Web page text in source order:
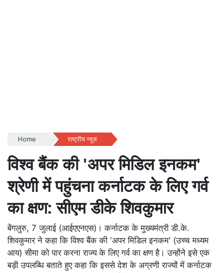
Home राष्ट्रीय न्यूज़
विश्व बैंक की 'अपर मिडिल इनकम'
श्रेणी में पहुंचना कर्नाटक के लिए गर्व
का क्षण: सीएम डीके शिवकुमार
बेंगलुरु, 7 जुलाई (आईएएनएस)। कर्नाटक के मुख्यमंत्री डी.के.
शिवकुमार ने कहा कि विश्व बैंक की 'अपर मिडिल इनकम' (उच्च मध्यम
आय) सीमा को पार करना राज्य के लिए गर्व का क्षण है। उन्होंने इसे एक
बड़ी उपलब्धि बताते हुए कहा कि इससे देश के अग्रणी राज्यों में कर्नाटक